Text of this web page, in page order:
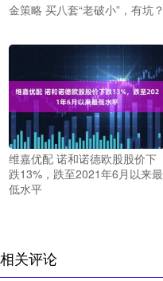
金策略 买八套“老破小”，有坑？
维嘉优配 诺和诺德欧股股价下
跌13%，跌至2021年6月以来最
低水平
相关评论